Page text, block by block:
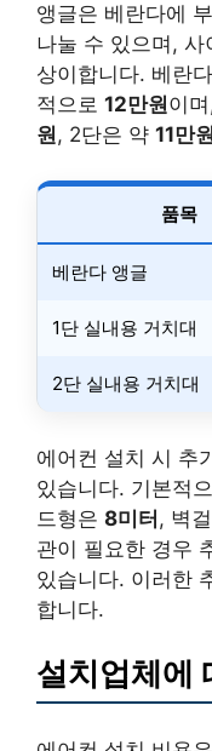
앵글은 베란다에
나눌 수 있으며,
상이합니다. 베란
적으로 12만원이
원, 2단은 약 11만원
품목
베란다 앵글
1단 실내용 거치대
2단 실내용 거치대
에어컨 설치 시 추
있습니다. 기본적
드형은 8미터, 벽
관이 필요한 경우
있습니다. 이러한
합니다.
설치업체에